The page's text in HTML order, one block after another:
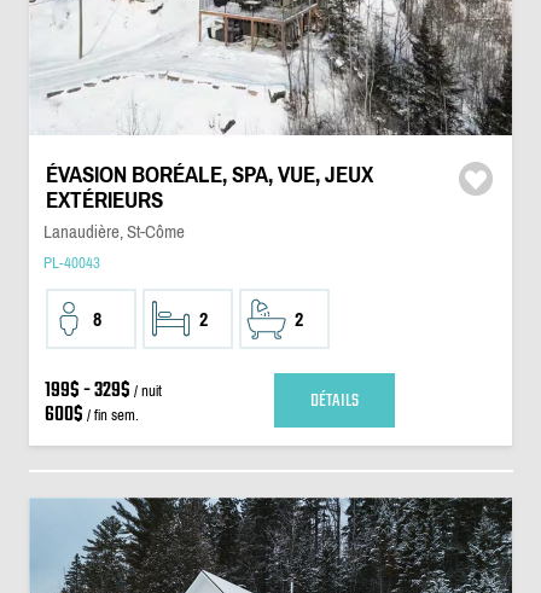
ÉVASION BORÉALE, SPA, VUE, JEUX
EXTÉRIEURS
Lanaudière, St-Côme
PL-40043
8 2 2
199$ - 329$ / nuit
600$ / fin sem. DÉTAILS